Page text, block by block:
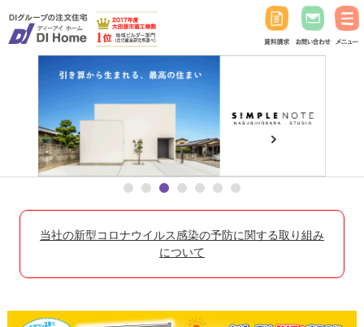
当社の新型コロナウイルス感染の予防に関する取り組み
について